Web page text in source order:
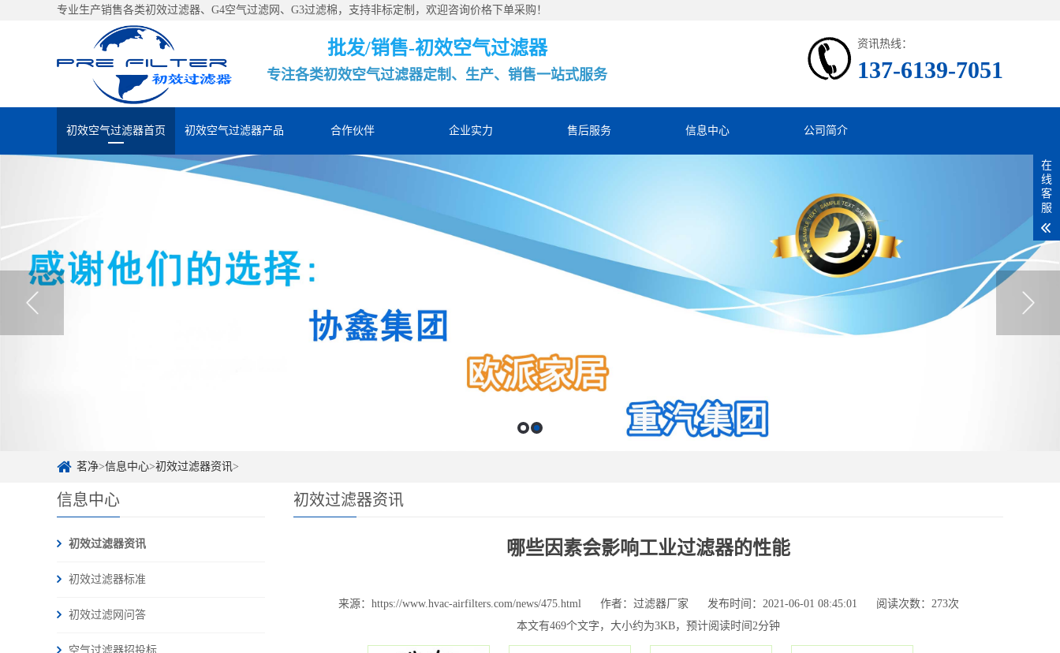
专业生产销售各类初效过滤器、G4空气过滤网、G3过滤棉，支持非标定制，欢迎咨询价格下单采购！
批发/销售-初效空气过滤器
专注各类初效空气过滤器定制、生产、销售一站式服务
资讯热线：
137-6139-7051
初效空气过滤器首页 初效空气过滤器产品 合作伙伴 企业实力 售后服务 信息中心 公司简介
茗净>信息中心>初效过滤器资讯>
信息中心
初效过滤器资讯
初效过滤器标准
初效过滤网问答
空气过滤器招投标
初效过滤器资讯
哪些因素会影响工业过滤器的性能
来源：https://www.hvac-airfilters.com/news/475.html 作者：过滤器厂家 发布时间：2021-06-01 08:45:01 阅读次数： 273次
本文有469个文字，大小约为3KB，预计阅读时间2分钟
在
线
客
服